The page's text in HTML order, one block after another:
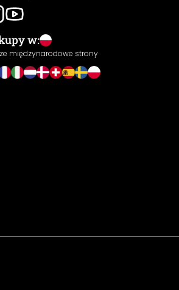
w:
międzynarodowe strony